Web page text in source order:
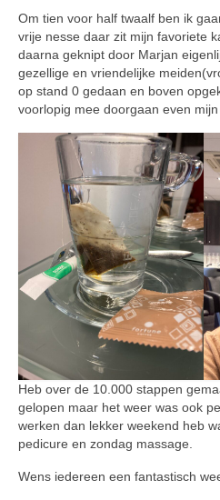
Om tien voor half twaalf ben ik
vrije nesse daar zit mijn favoriete
daarna geknipt door Marjan
gezellige en vriendelijke
op stand 0 gedaan en boven
voorlopig mee doorgaan even mijn
Heb over de 10.000 stappen
gelopen maar het weer was ook
werken dan lekker weekend heb
pedicure en zondag massage.
Wens iedereen een fantastisch